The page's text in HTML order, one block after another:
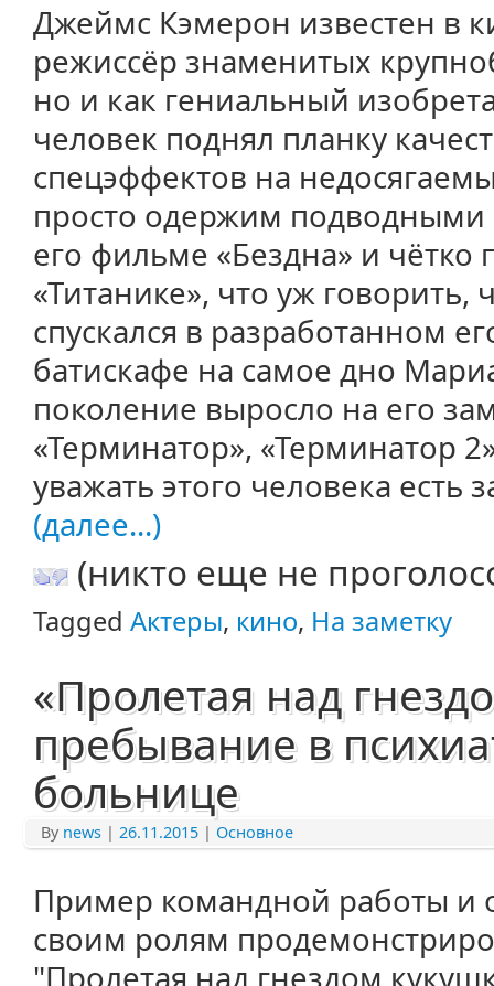
Джеймс Кэмерон известен в
режиссёр знаменитых
но и как гениальный
человек поднял планку
спецэффектов на
просто одержим подводными
его фильме «Бездна» и чётко
«Титанике», что уж
спускался в разработанном
батискафе на самое дно
поколение выросло на его
«Терминатор», «Терминатор
уважать этого человека есть
(далее...)
(никто еще не
Tagged Актеры, кино, На заметку
«Пролетая над
пребывание в
больнице
By news | 26.11.2015 | Основное
Пример командной работы и
своим ролям
"Пролетая над гнездом